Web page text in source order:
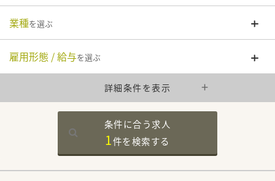
業種を選ぶ
雇用形態 / 給与を選ぶ
詳細条件を表示
条件に合う求人
1件を検索する